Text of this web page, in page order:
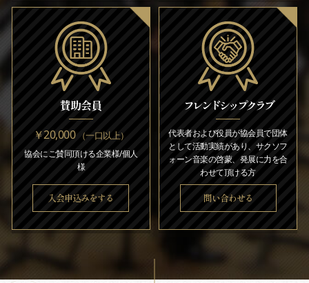
賛助会員
￥20,000（一口以上）
協会にご賛同頂ける企業様/個人
様
入会申込みをする
フレンドシップクラブ
代表者および役員が協会員で団体
として活動実績があり、サクソフ
ォーン音楽の啓蒙、発展に力を合
わせて頂ける方
問い合わせる